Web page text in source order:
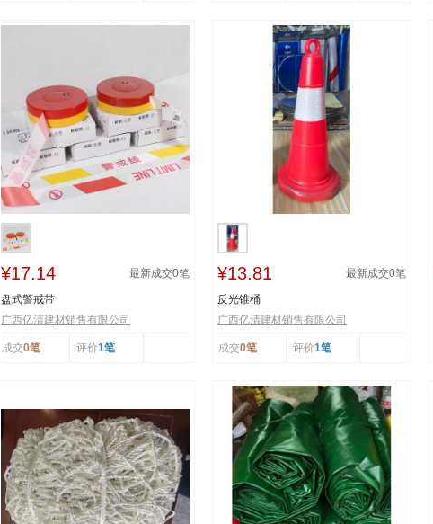
¥17.14 最新成交0笔
盘式警戒带
广西亿清建材销售有限公司
成交0笔 评价1笔
¥13.81 最新成交0笔
反光锥桶
广西亿清建材销售有限公司
成交0笔 评价1笔